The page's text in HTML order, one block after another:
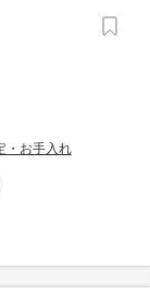
・お手入れ